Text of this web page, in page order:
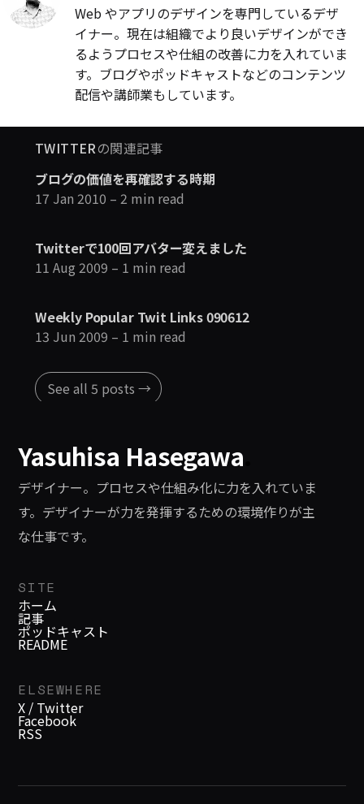
Web やアプリのデザインを専門しているデザ
イナー。現在は組織でより良いデザインができ
るようプロセスや仕組の改善に力を入れていま
す。ブログやポッドキャストなどのコンテンツ
配信や講師業もしています。
TWITTERの関連記事
ブログの価値を再確認する時期
17 Jan 2010 – 2 min read
Twitterで100回アバター変えました
11 Aug 2009 – 1 min read
Weekly Popular Twit Links 090612
13 Jun 2009 – 1 min read
See all 5 posts →
Yasuhisa Hasegawa
デザイナー。プロセスや仕組み化に力を入れていま
す。デザイナーが力を発揮するための環境作りが主
な仕事です。
SITE
ホーム
記事
ポッドキャスト
README
ELSEWHERE
X / Twitter
Facebook
RSS